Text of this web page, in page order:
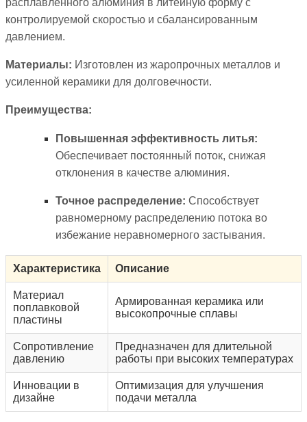
контролируемой скоростью и сбалансированным
давлением.
Материалы: Изготовлен из жаропрочных металлов и
усиленной керамики для долговечности.
Преимущества:
Повышенная эффективность литья:
Обеспечивает постоянный поток, снижая
отклонения в качестве алюминия.
Точное распределение: Способствует
равномерному распределению потока во
избежание неравномерного застывания.
Характеристика Описание
Материал
поплавковой
пластины
Армированная керамика или
высокопрочные сплавы
Сопротивление
давлению
Предназначен для длительной
работы при высоких температурах
Инновации в
дизайне
Оптимизация для улучшения
подачи металла